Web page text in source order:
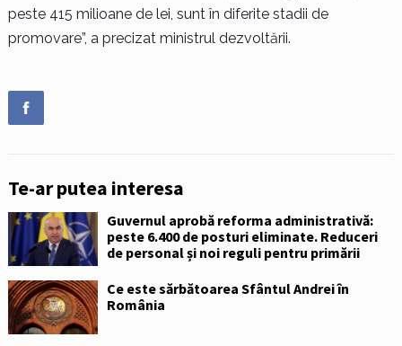
peste 415 milioane de lei, sunt în diferite stadii de
promovare”, a precizat ministrul dezvoltării.
Te-ar putea interesa
Guvernul aprobă reforma administrativă:
peste 6.400 de posturi eliminate. Reduceri
de personal și noi reguli pentru primării
Ce este sărbătoarea Sfântul Andrei în
România